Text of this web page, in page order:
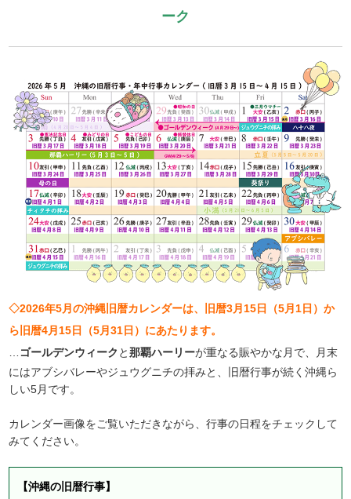
ーク
◇2026年5月の沖縄旧暦カレンダーは、旧暦3月15日（5月1日）か
ら旧暦4月15日（5月31日）にあたります。
…ゴールデンウィーク と那覇ハーリーが重なる賑やかな月で、月末
にはアブシバレーやジュウグニチの拝みと、旧暦行事が続く沖縄ら
しい5月です。
カレンダー画像をご覧いただきながら、行事の日程をチェックして
みてください。
【沖縄の旧暦行事】